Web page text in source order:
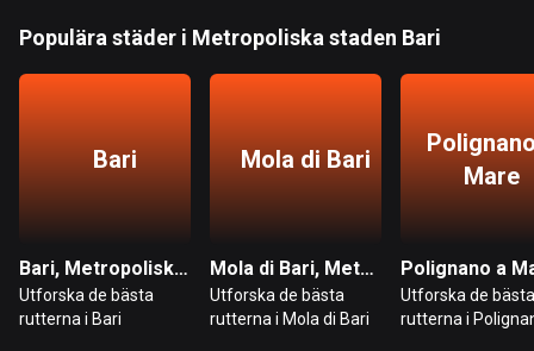
17 rutter
Belarus
141 rutter
Populära städer i Metropoliska staden Bari
Bari
Bari, Metropoliska staden Bari
Utforska de bästa
rutterna i Bari
Mola di Bari
Mola di Bari, Metropoliska staden Bari
Utforska de bästa
rutterna i Mola di Bari
Mare
Utforska de bästa
rutterna i